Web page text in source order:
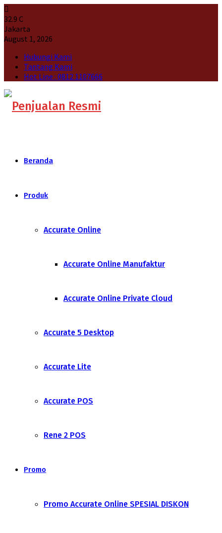
32.9 C
Jakarta
August 1, 2026
Hubungi Kami
Tantang Kami
Hot Line : 0812 1107666
Beranda
Produk
Accurate Online
Accurate Online Manufaktur
Accurate Online Private Cloud
Accurate 5 Desktop
Accurate Lite
Accurate POS
Rene 2 POS
Promo
Promo Accurate Online SPESIAL DISKON